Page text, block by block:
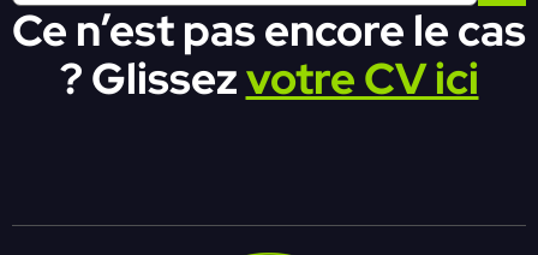
Ce n’est pas encore le cas
? Glissezvotre CV ici